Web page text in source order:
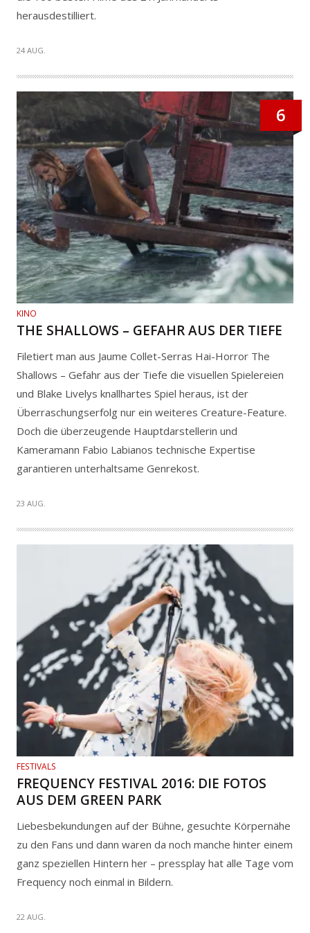
herausdestilliert.
24 AUG.
6
KINO
THE SHALLOWS – GEFAHR AUS DER TIEFE
Filetiert man aus Jaume Collet-Serras Hai-Horror The
Shallows – Gefahr aus der Tiefe die visuellen Spielereien
und Blake Livelys knallhartes Spiel heraus, ist der
Überraschungserfolg nur ein weiteres Creature-Feature.
Doch die überzeugende Hauptdarstellerin und
Kameramann Fabio Labianos technische Expertise
garantieren unterhaltsame Genrekost.
23 AUG.
FESTIVALS
FREQUENCY FESTIVAL 2016: DIE FOTOS
AUS DEM GREEN PARK
Liebesbekundungen auf der Bühne, gesuchte Körpernähe
zu den Fans und dann waren da noch manche hinter einem
ganz speziellen Hintern her – pressplay hat alle Tage vom
Frequency noch einmal in Bildern.
22 AUG.